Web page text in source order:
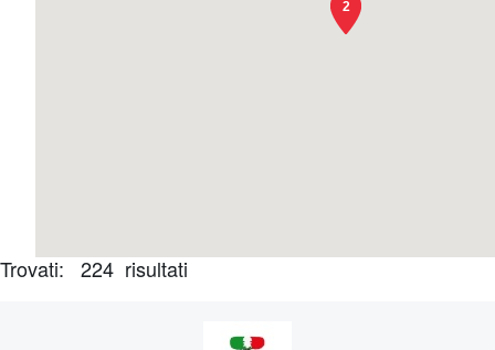
2
Trovati: 224 risultati